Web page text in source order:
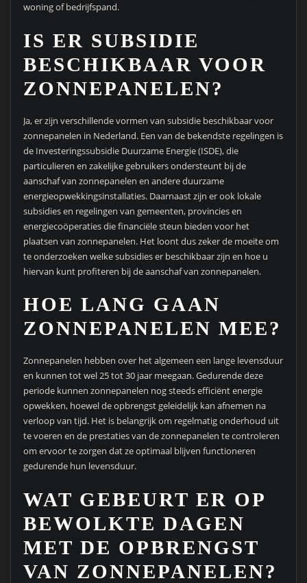
woning of bedrijfspand.
IS ER SUBSIDIE
BESCHIKBAAR VOOR
ZONNEPANELEN?
Ja, er zijn verschillende vormen van subsidie beschikbaar voor
zonnepanelen in Nederland. Een van de bekendste regelingen is
de Investeringssubsidie Duurzame Energie (ISDE), die
particulieren en zakelijke gebruikers ondersteunt bij de
aanschaf van zonnepanelen en andere duurzame
energieopwekkingsinstallaties. Daarnaast zijn er ook lokale
subsidies en regelingen van gemeenten, provincies en
energiecoöperaties die financiële steun bieden voor het
plaatsen van zonnepanelen. Het loont dus zeker de moeite om
te onderzoeken welke subsidies er beschikbaar zijn en hoe u
hiervan kunt profiteren bij de aanschaf van zonnepanelen.
HOE LANG GAAN
ZONNEPANELEN MEE?
Zonnepanelen hebben over het algemeen een lange levensduur
en kunnen tot wel 25 tot 30 jaar meegaan. Gedurende deze
periode kunnen zonnepanelen nog steeds efficiënt energie
opwekken, hoewel de opbrengst geleidelijk kan afnemen na
verloop van tijd. Het is belangrijk om regelmatig onderhoud uit
te voeren en de prestaties van de zonnepanelen te controleren
om ervoor te zorgen dat ze optimaal blijven functioneren
gedurende hun levensduur.
WAT GEBEURT ER OP
BEWOLKTE DAGEN
MET DE OPBRENGST
VAN ZONNEPANELEN?